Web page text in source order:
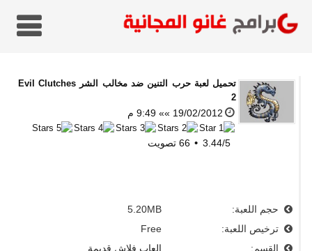
تحميل
لعبة حرب التنين ضد مخالب الشر Evil Clutches
2
19/02/2012 »» 9:49 م
3.44/5
66تصويت
حجم اللعبة:
5.20MB
ترخيص اللعبة:
Free
القسم:
العاب فلاش قديمة